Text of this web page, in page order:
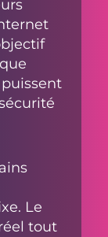
Le
tout